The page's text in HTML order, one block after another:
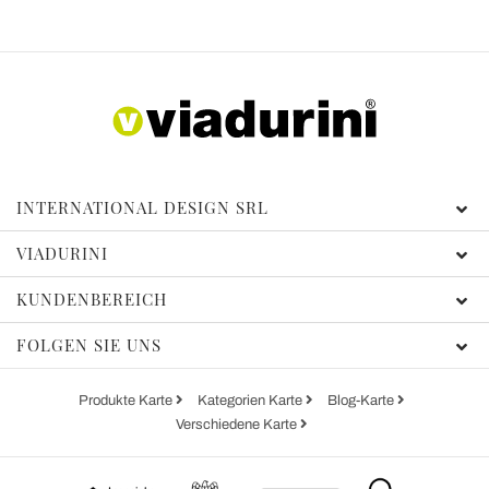
INTERNATIONAL DESIGN SRL
VIADURINI
KUNDENBEREICH
FOLGEN SIE UNS
Produkte Karte Kategorien Karte
Blog-Karte
Verschiedene Karte